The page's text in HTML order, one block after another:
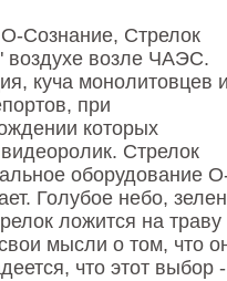
Сознание, Стрелок
воздухе возле ЧАЭС.
куча монолитовцев
при
которых
Стрелок
оборудование
Голубое небо,
ложится на траву
мысли о том, что
что этот выбор -